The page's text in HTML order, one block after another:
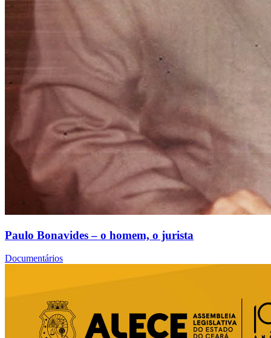
Paulo Bonavides – o homem, o jurista
Documentários